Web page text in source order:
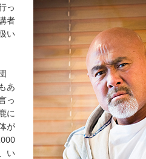
っ
者
い
あ
っ
に
が
い